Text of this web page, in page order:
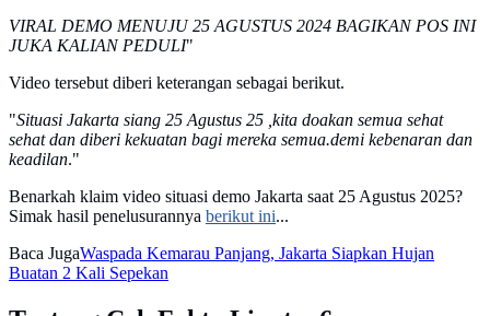
VIRAL DEMO MENUJU 25 AGUSTUS 2024 BAGIKAN POS INI
JUKA KALIAN PEDULI"
Video tersebut diberi keterangan sebagai berikut.
"Situasi Jakarta siang 25 Agustus 25 ,kita doakan semua sehat
sehat dan diberi kekuatan bagi mereka semua.demi kebenaran dan
keadilan."
Benarkah klaim video situasi demo Jakarta saat 25 Agustus 2025?
Simak hasil penelusurannya berikut ini...
Baca JugaWaspada Kemarau Panjang, Jakarta Siapkan Hujan
Buatan 2 Kali Sepekan